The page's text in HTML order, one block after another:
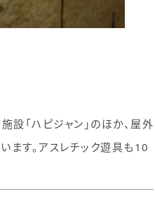
「ハピジャン」のほか、屋外
ます。アスレチック遊具も10